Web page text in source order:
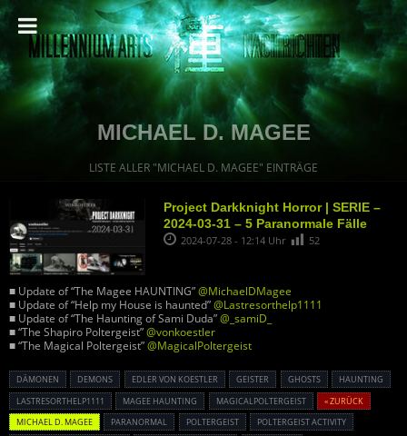
MICHAEL D. MAGEE
LISTE ALLER "MICHAEL D. MAGEE" EINTRÄGE
Project Darkknight Horror | SERIE –
2024-03-31 – 5 Paranormale Fälle
2024-07-28 - 12:14 Uhr 52
■ Update of “The Magee HAUNTING”@MichaelDMagee
■ Update of “Help my House is haunted”@Lastresorthelp1111
■ Update of “The Haunting of Sami Duda”@_samiD_
■ “The Shapiro Poltergeist”@vonkoestler
■ “The Magical Poltergeist”@MagicalPoltergeist
DÄMONEN DEMONS EDLER VON KOESTLER GEISTER GHOSTS
HAUNTING
LASTRESORTHELP1111
MAGEE HAUNTING MAGICALPOLTERGEIST
« ZURÜCK
MICHAEL D. MAGEE
PARANORMAL POLTERGEIST
POLTERGEIST ACTIVITY